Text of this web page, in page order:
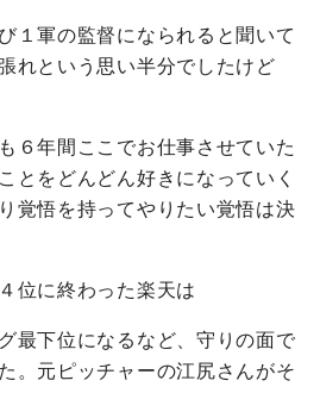
１軍の監督になられると聞いて
れという思い半分でしたけど
６年間ここでお仕事させていた
とをどんどん好きになっていく
覚悟を持ってやりたい覚悟は決
位に終わった楽天は
最下位になるなど、守りの面で
。元ピッチャーの江尻さんがそ